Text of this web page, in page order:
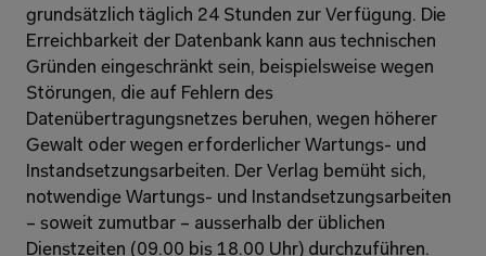
grundsätzlich täglich 24 Stunden zur Verfügung. Die
Erreichbarkeit der Datenbank kann aus technischen
Gründen eingeschränkt sein, beispielsweise wegen
Störungen, die auf Fehlern des
Datenübertragungsnetzes beruhen, wegen höherer
Gewalt oder wegen erforderlicher Wartungs- und
Instandsetzungsarbeiten. Der Verlag bemüht sich,
notwendige Wartungs- und Instandsetzungsarbeiten
– soweit zumutbar – ausserhalb der üblichen
Dienstzeiten (09.00 bis 18.00 Uhr) durchzuführen.